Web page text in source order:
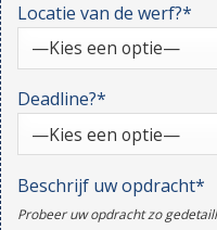
Locatie van de werf?*
Deadline?*
Beschrijf uw opdracht*
Probeer uw opdracht zo